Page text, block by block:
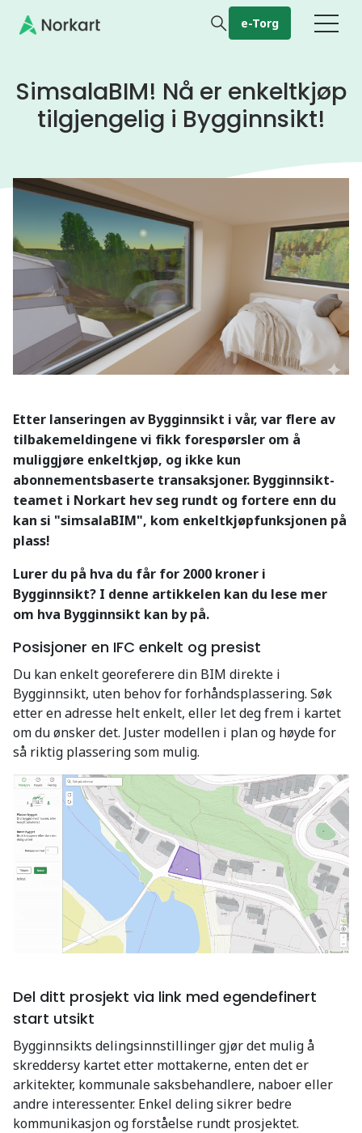
e-Torg
SimsalaBIM! Nå er enkeltkjøp
tilgjengelig i Bygginnsikt!
Etter lanseringen av Bygginnsikt i vår, var flere av
tilbakemeldingene vi fikk forespørsler om å
muliggjøre enkeltkjøp, og ikke kun
abonnementsbaserte transaksjoner. Bygginnsikt-
teamet i Norkart hev seg rundt og fortere enn du
kan si "simsalaBIM", kom enkeltkjøpfunksjonen på
plass!
Lurer du på hva du får for 2000 kroner i
Bygginnsikt? I denne artikkelen kan du lese mer
om hva Bygginnsikt kan by på.
Posisjoner en IFC enkelt og presist
Du kan enkelt georeferere din BIM direkte i
Bygginnsikt, uten behov for forhåndsplassering. Søk
etter en adresse helt enkelt, eller let deg frem i kartet
om du ønsker det. Juster modellen i plan og høyde for
så riktig plassering som mulig.
Del ditt prosjekt via link med egendefinert
start utsikt
Bygginnsikts delingsinnstillinger gjør det mulig å
skreddersy kartet etter mottakerne, enten det er
arkitekter, kommunale saksbehandlere, naboer eller
andre interessenter. Enkel deling sikrer bedre
kommunikasjon og forståelse rundt prosjektet.